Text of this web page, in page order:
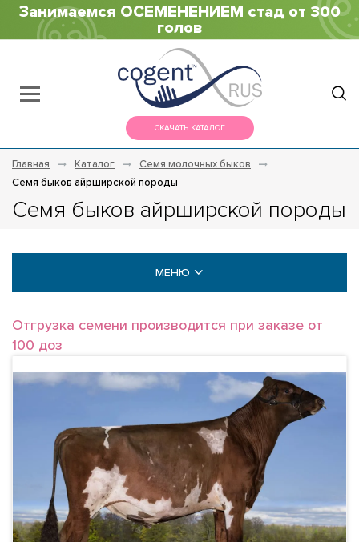
Занимаемся ОСЕМЕНЕНИЕМ стад от 300
голов
СКАЧАТЬ КАТАЛОГ
Главная Каталог
Семя молочных быков
Семя быков айрширской породы
Семя быков айрширской породы
МЕНЮ
Айрширы (Ayrshire)
МЯСНЫЕ БЫКИ
РОССИЙСКОЕ ПРОИЗВОДСТВО
МЯСНЫЕ БЫКИ ДЛЯ МОЛОЧНЫХ СТАД
Отгрузка семени производится при заказе от
100 доз